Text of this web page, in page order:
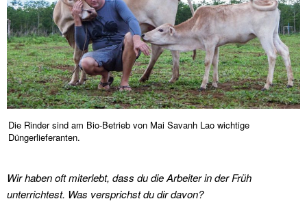
Die Rinder sind am Bio-Betrieb von Mai Savanh Lao wichtige
Düngerlieferanten.
Wir haben oft miterlebt, dass du die Arbeiter in der Früh
unterrichtest. Was versprichst du dir davon?